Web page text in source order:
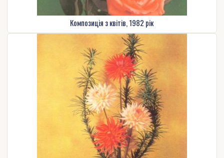
Композиція з квітів, 1982 рік